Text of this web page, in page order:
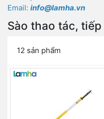
Email: info@lamha.vn
Sào thao tác,
12 sản phẩm